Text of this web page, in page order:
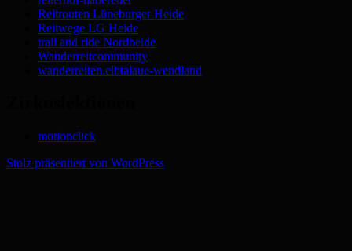
Reitrouten Lüneburger Heide
Reitwege LG Heide
trail and ride Nordheide
Wanderreitcommunity
wanderreiten.elbtalaue-wendland
motionclick
Stolz präsentiert von WordPress